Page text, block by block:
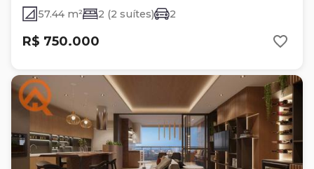
57.44 m² 2 (2 suítes) 2
R$ 750.000